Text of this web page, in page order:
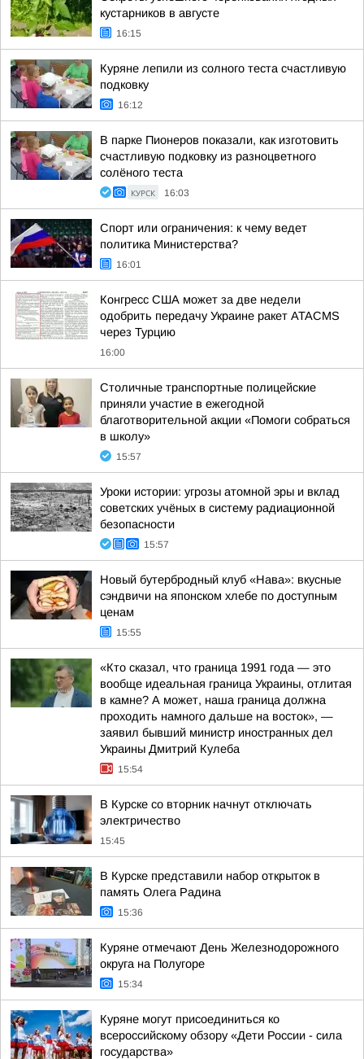
кустарников в августе
16:15
Куряне лепили из солного теста счастливую
подковку
16:12
В парке Пионеров показали, как изготовить
счастливую подковку из разноцветного
солёного теста
КУРСК 16:03
Спорт или ограничения: к чему ведет
политика Министерства?
16:01
Конгресс США может за две недели
одобрить передачу Украине ракет ATACMS
через Турцию
16:00
Столичные транспортные полицейские
приняли участие в ежегодной
благотворительной акции «Помоги собраться
в школу»
15:57
Уроки истории: угрозы атомной эры и вклад
советских учёных в систему радиационной
безопасности
15:57
Новый бутербродный клуб «Нава»: вкусные
сэндвичи на японском хлебе по доступным
ценам
15:55
«Кто сказал, что граница 1991 года — это
вообще идеальная граница Украины, отлитая
в камне? А может, наша граница должна
проходить намного дальше на восток», —
заявил бывший министр иностранных дел
Украины Дмитрий Кулеба
15:54
В Курске со вторник начнут отключать
электричество
15:45
В Курске представили набор открыток в
память Олега Радина
15:36
Куряне отмечают День Железнодорожного
округа на Полугоре
15:34
Куряне могут присоединиться ко
всероссийскому обзору «Дети России - сила
государства»